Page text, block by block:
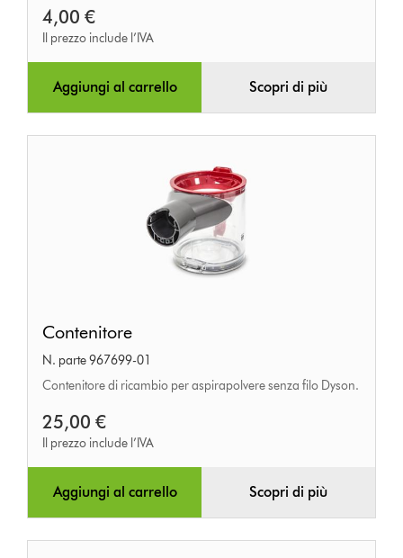
4,00 €
Il prezzo include l’IVA
Aggiungi al carrello Scopri di più
Contenitore
N. parte 967699-01
Contenitore di ricambio per aspirapolvere senza filo Dyson.
25,00 €
Il prezzo include l’IVA
Aggiungi al carrello Scopri di più